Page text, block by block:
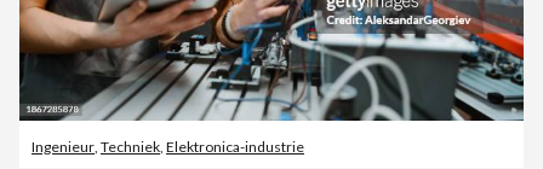
Ingenieur, Techniek, Elektronica-industrie